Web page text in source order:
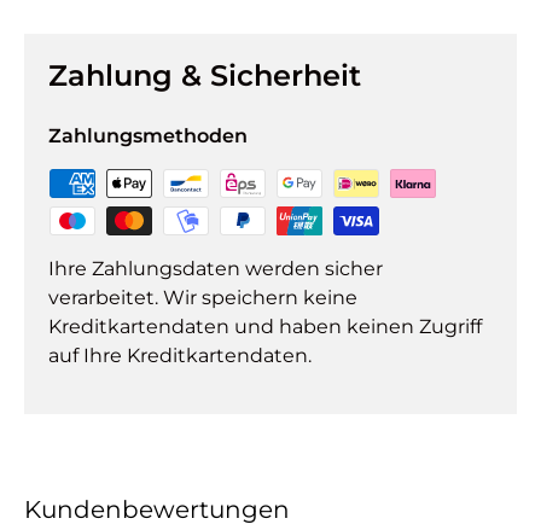
Zahlung & Sicherheit
Zahlungsmethoden
Ihre Zahlungsdaten werden sicher
verarbeitet. Wir speichern keine
Kreditkartendaten und haben keinen Zugriff
auf Ihre Kreditkartendaten.
Kundenbewertungen